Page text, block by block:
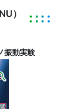
）
振動実験